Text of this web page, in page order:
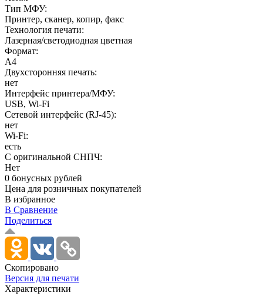
Тип МФУ:
Принтер, сканер, копир, факс
Технология печати:
Лазерная/светодиодная цветная
Формат:
A4
Двухсторонняя печать:
нет
Интерфейс принтера/МФУ:
USB, Wi-Fi
Сетевой интерфейс (RJ-45):
нет
Wi-Fi:
есть
С оригинальной СНПЧ:
Нет
0 бонусных рублей
Цена для розничных покупателей
В избранное
В Сравнение
Поделиться
Скопировано
Версия для печати
Характеристики